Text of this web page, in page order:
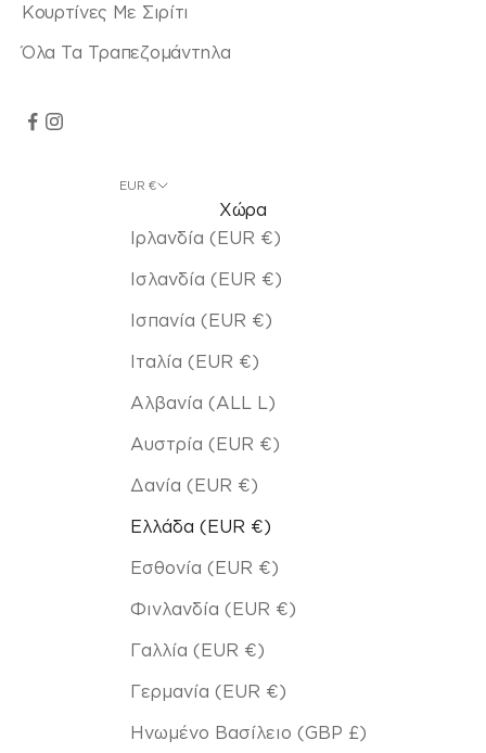
Κουρτίνες Με Σιρίτι
Όλα Τα Τραπεζομάντηλα
EUR €
Χώρα
Ιρλανδία (EUR €)
Ισλανδία (EUR €)
Ισπανία (EUR €)
Ιταλία (EUR €)
Αλβανία (ALL L)
Αυστρία (EUR €)
Δανία (EUR €)
Ελλάδα (EUR €)
Εσθονία (EUR €)
Φινλανδία (EUR €)
Γαλλία (EUR €)
Γερμανία (EUR €)
Ηνωμένο Βασίλειο (GBP £)